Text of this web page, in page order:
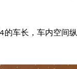
车长，车内空间